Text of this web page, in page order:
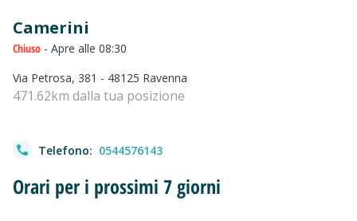
Camerini
Chiuso - Apre alle 08:30
Via Petrosa, 381 - 48125 Ravenna
471.62km dalla tua posizione
Telefono: 0544576143
Orari per i prossimi 7 giorni